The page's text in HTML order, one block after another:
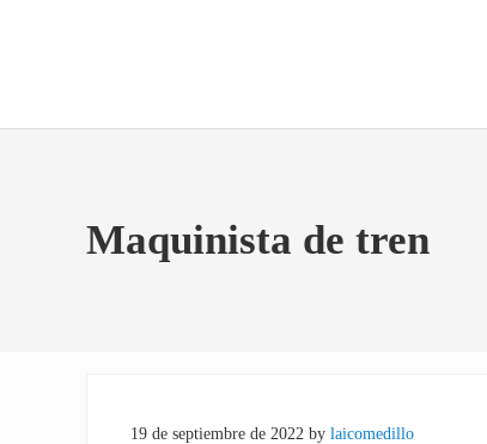
Maquinista de tren
19 de septiembre de 2022 bylaicomedillo